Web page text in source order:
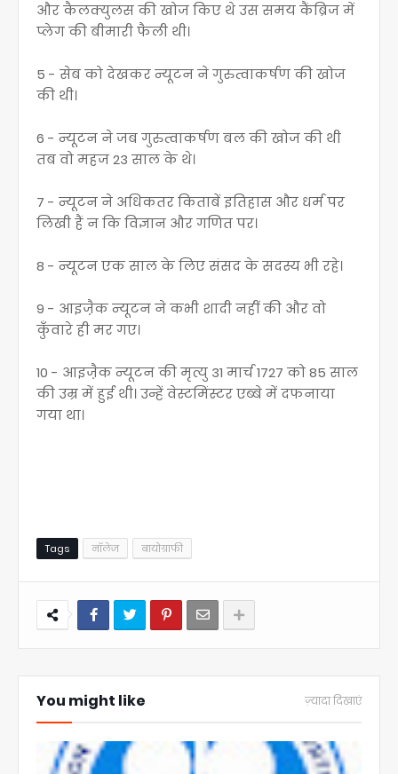
और कैलक्युलस की खोज किए थे उस समय कैंब्रिज में
प्लेग की बीमारी फैली थी।
5 - सेब को देखकर न्यूटन ने गुरुत्वाकर्षण की खोज
की थी।
6 - न्यूटन ने जब गुरुत्वाकर्षण बल की खोज की थी
तब वो महज 23 साल के थे।
7 - न्यूटन ने अधिकतर किताबें इतिहास और धर्म पर
लिखी हैं न कि विज्ञान और गणित पर।
8 - न्यूटन एक साल के लिए संसद के सदस्य भी रहे।
9 - आइजै़क न्यूटन ने कभी शादी नहीं की और वो
कुँवारे ही मर गए।
10 - आइजै़क न्यूटन की मृत्यु 31 मार्च 1727 को 85 साल
की उम्र में हुई थी। उन्हें वेस्टमिंस्टर एब्बे में दफनाया
गया था।
Tags नॉलेज बायोग्राफी
You might like ज़्यादा दिखाएं